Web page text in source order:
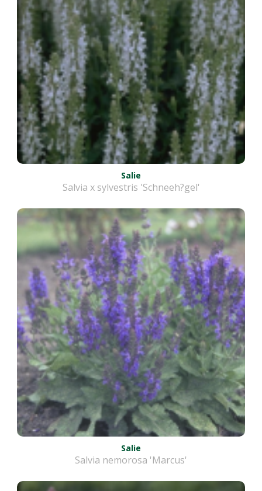
Salie
Salvia x sylvestris 'Schneeh?gel'
Salie
Salvia nemorosa 'Marcus'